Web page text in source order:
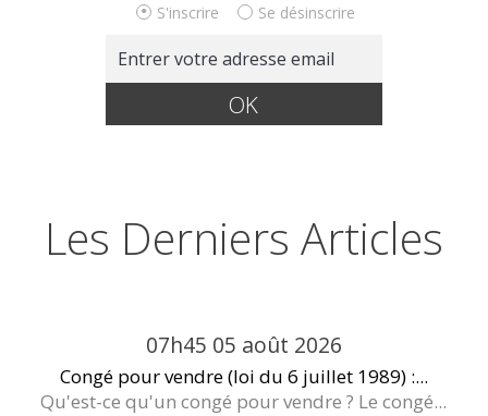
S'inscrire Se désinscrire
Les Derniers Articles
07h45 05 août 2026
Congé pour vendre (loi du 6 juillet 1989) :...
Qu'est-ce qu'un congé pour vendre ? Le congé...